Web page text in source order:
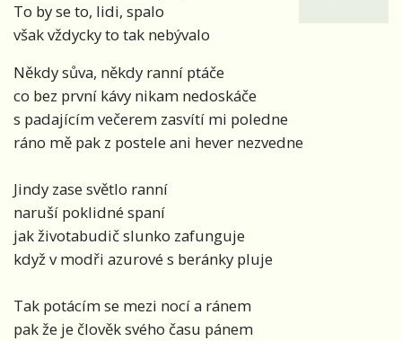
To by se to, lidi, spalo
však vždycky to tak nebývalo
Někdy sůva, někdy ranní ptáče
co bez první kávy nikam nedoskáče
s padajícím večerem zasvítí mi poledne
ráno mě pak z postele ani hever nezvedne
Jindy zase světlo ranní
naruší poklidné spaní
jak životabudič slunko zafunguje
když v modři azurové s beránky pluje
Tak potácím se mezi nocí a ránem
pak že je člověk svého času pánem